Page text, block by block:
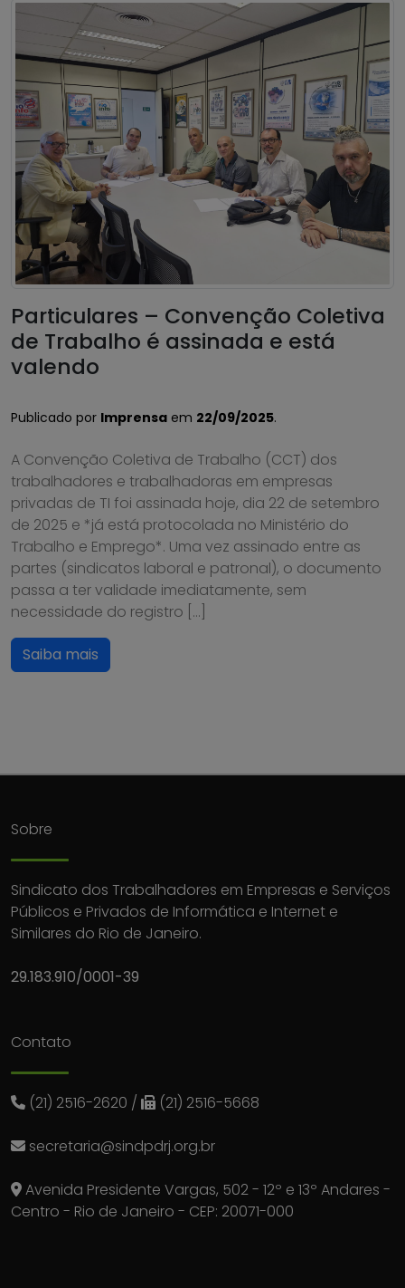
Particulares – Convenção Coletiva
de Trabalho é assinada e está
valendo
Publicado por Imprensa em 22/09/2025.
A Convenção Coletiva de Trabalho (CCT) dos
trabalhadores e trabalhadoras em empresas
privadas de TI foi assinada hoje, dia 22 de setembro
de 2025 e *já está protocolada no Ministério do
Trabalho e Emprego*. Uma vez assinado entre as
partes (sindicatos laboral e patronal), o documento
passa a ter validade imediatamente, sem
necessidade do registro […]
Saiba mais
Sobre
Sindicato dos Trabalhadores em Empresas e Serviços
Públicos e Privados de Informática e Internet e
Similares do Rio de Janeiro.
29.183.910/0001-39
Contato
(21) 2516-2620 / (21) 2516-5668
secretaria@sindpdrj.org.br
Avenida Presidente Vargas, 502 - 12º e 13º Andares -
Centro - Rio de Janeiro - CEP: 20071-000